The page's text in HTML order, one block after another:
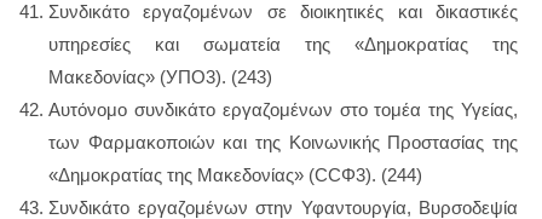
Συνδικάτο εργαζομένων σε διοικητικές και δικαστικές
υπηρεσίες και σωματεία της «Δημοκρατίας της
Μακεδονίας» (УΠΟ3). (243)
Αυτόνομο συνδικάτο εργαζομένων στο τομέα της Υγείας,
των Φαρμακοποιών και της Κοινωνικής Προστασίας της
«Δημοκρατίας της Μακεδονίας» (CCΦ3). (244)
Συνδικάτο εργαζομένων στην Υφαντουργία, Βυρσοδεψία